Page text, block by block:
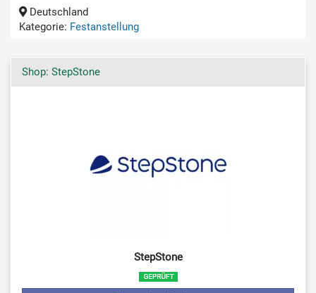
Deutschland
Kategorie: Festanstellung
Shop: StepStone
StepStone